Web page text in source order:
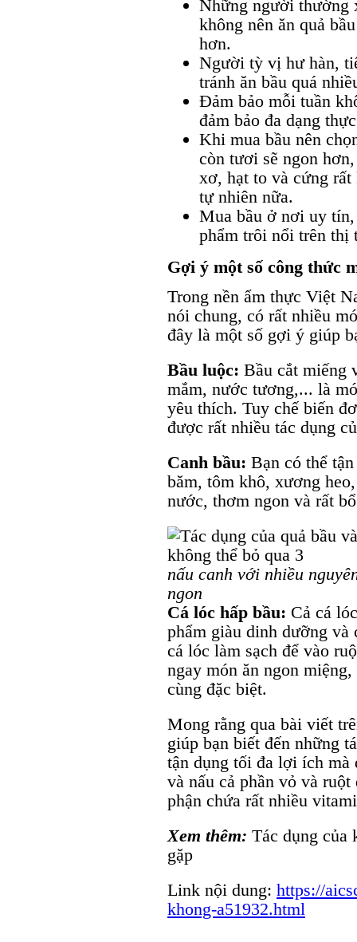
Những người thường
không nên ăn quả
hơn.
Người tỳ vị hư hàn,
tránh ăn bầu quá
Đảm bảo mỗi tuần
đảm bảo đa dạng
Khi mua bầu nên
còn tươi sẽ ngon
xơ, hạt to và cứng
tự nhiên nữa.
Mua bầu ở nơi uy
phẩm trôi nổi trên thị
Gợi ý một số công thức
Trong nền ẩm thực Việt
nói chung, có rất nhiều
đây là một số gợi ý giúp
Bầu luộc: Bầu cắt miếng
mắm, nước tương,... là
yêu thích. Tuy chế biến
được rất nhiều tác dụng
Canh bầu: Bạn có thể
băm, tôm khô, xương
nước, thơm ngon và rất
nấu canh với nhiều
ngon
Cá lóc hấp bầu: Cả cá
phẩm giàu dinh dưỡng
cá lóc làm sạch để vào
ngay món ăn ngon
cùng đặc biệt.
Mong rằng qua bài viết
giúp bạn biết đến những
tận dụng tối đa lợi ích mà
và nấu cả phần vỏ và
phận chứa rất nhiều
Xem thêm: Tác dụng của
gặp
Link nội dung: https://
khong-a51932.html